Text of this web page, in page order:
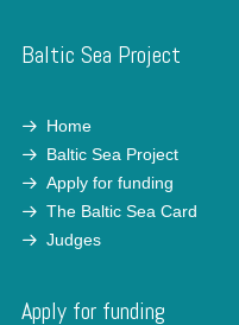
Baltic Sea Project
Home
Baltic Sea Project
Apply for funding
The Baltic Sea Card
Judges
Apply for funding